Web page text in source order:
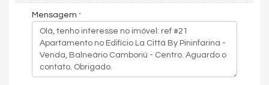
Acabamentos premium:
, piso
vinílico na área íntima, portas Trada (madeira maciça e
acústica);
Infraestrutura completa para
automação, aquecimento de piso nos banheiros e ar-
Mensagem